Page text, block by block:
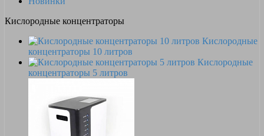
Кислородные концентраторы
Кислородные
концентраторы 10 литров
Кислородные
концентраторы 5 литров